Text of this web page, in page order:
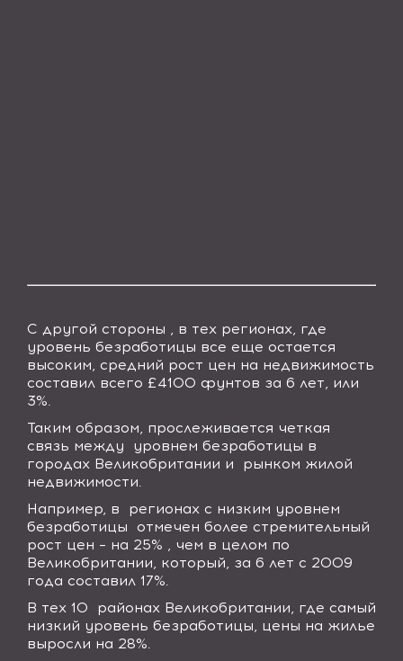
С другой стороны , в тех регионах, где
уровень безработицы все еще остается
высоким, средний рост цен на недвижимость
составил всего £4100 фунтов за 6 лет, или
3%.
Таким образом, прослеживается четкая
связь между
уровнем безработицы в
городах Великобритании и
рынком жилой
недвижимости.
Например, в
регионах с низким уровнем
безработицы
отмечен более стремительный
рост цен – на 25% , чем в целом по
Великобритании, который, за 6 лет с 2009
года составил 17%.
В тех 10
районах Великобритании, где самый
низкий уровень безработицы, цены на жилье
выросли на 28%.